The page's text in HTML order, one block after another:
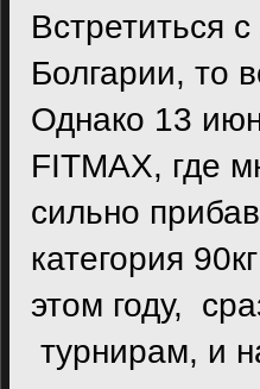
Встретиться
Болгарии, то
Однако 13
FITMAX, где
сильно
категория
этом году,
турнирам, и